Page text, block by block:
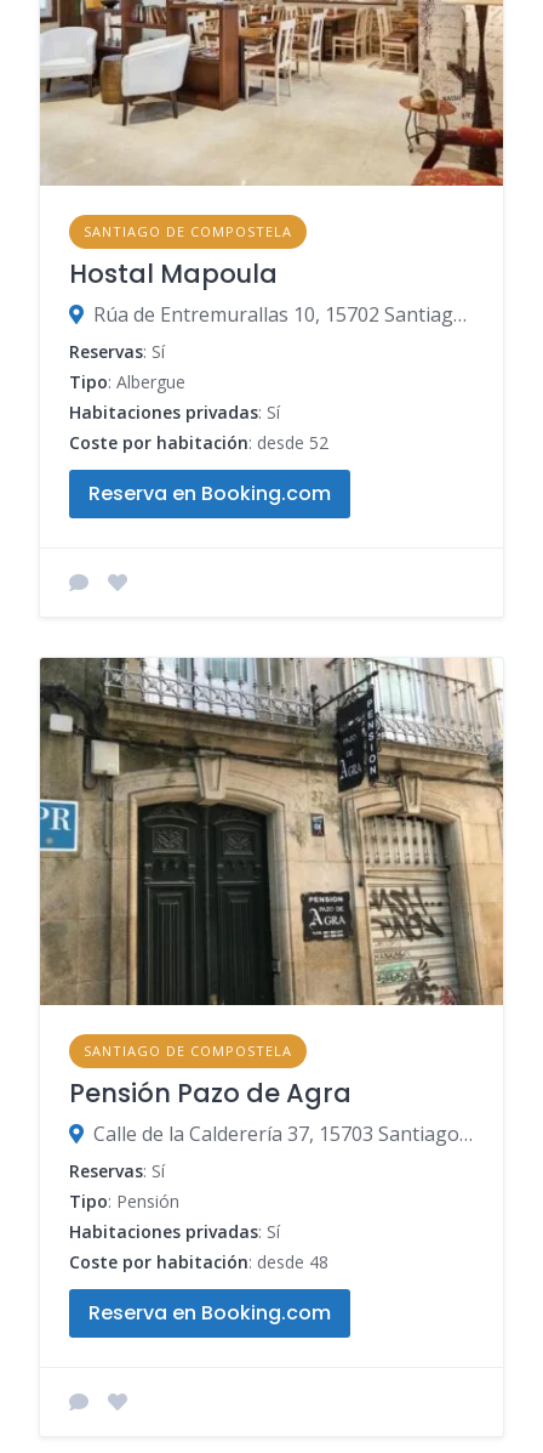
SANTIAGO DE COMPOSTELA
Hostal Mapoula
Rúa de Entremurallas 10, 15702 Santiago de Compostela, A Coruña, España
Reservas: Sí
Tipo: Albergue
Habitaciones privadas: Sí
Coste por habitación: desde 52
Reserva en Booking.com
SANTIAGO DE COMPOSTELA
Pensión Pazo de Agra
Calle de la Calderería 37, 15703 Santiago de Compostela, A Coruña, España
Reservas: Sí
Tipo: Pensión
Habitaciones privadas: Sí
Coste por habitación: desde 48
Reserva en Booking.com